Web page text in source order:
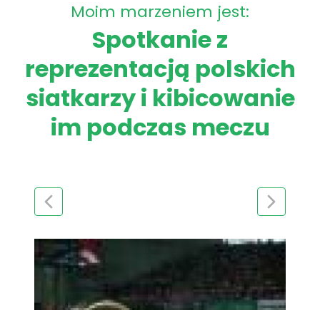
Moim marzeniem jest:
Spotkanie z
reprezentacją polskich
siatkarzy i kibicowanie
im podczas meczu